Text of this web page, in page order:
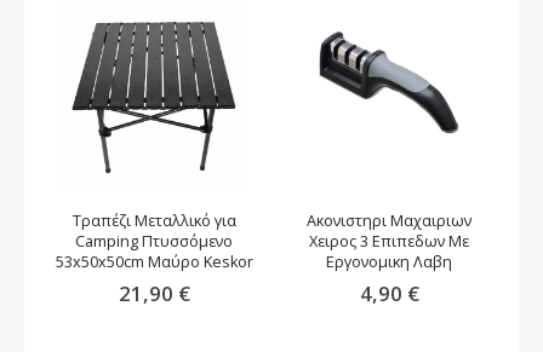
Τραπέζι Μεταλλικό για
Camping Πτυσσόμενο
53x50x50cm Μαύρο Keskor
21,90 €
Ακονιστηρι Μαχαιριων
Χειρος 3 Επιπεδων Με
Εργονομικη Λαβη
4,90 €